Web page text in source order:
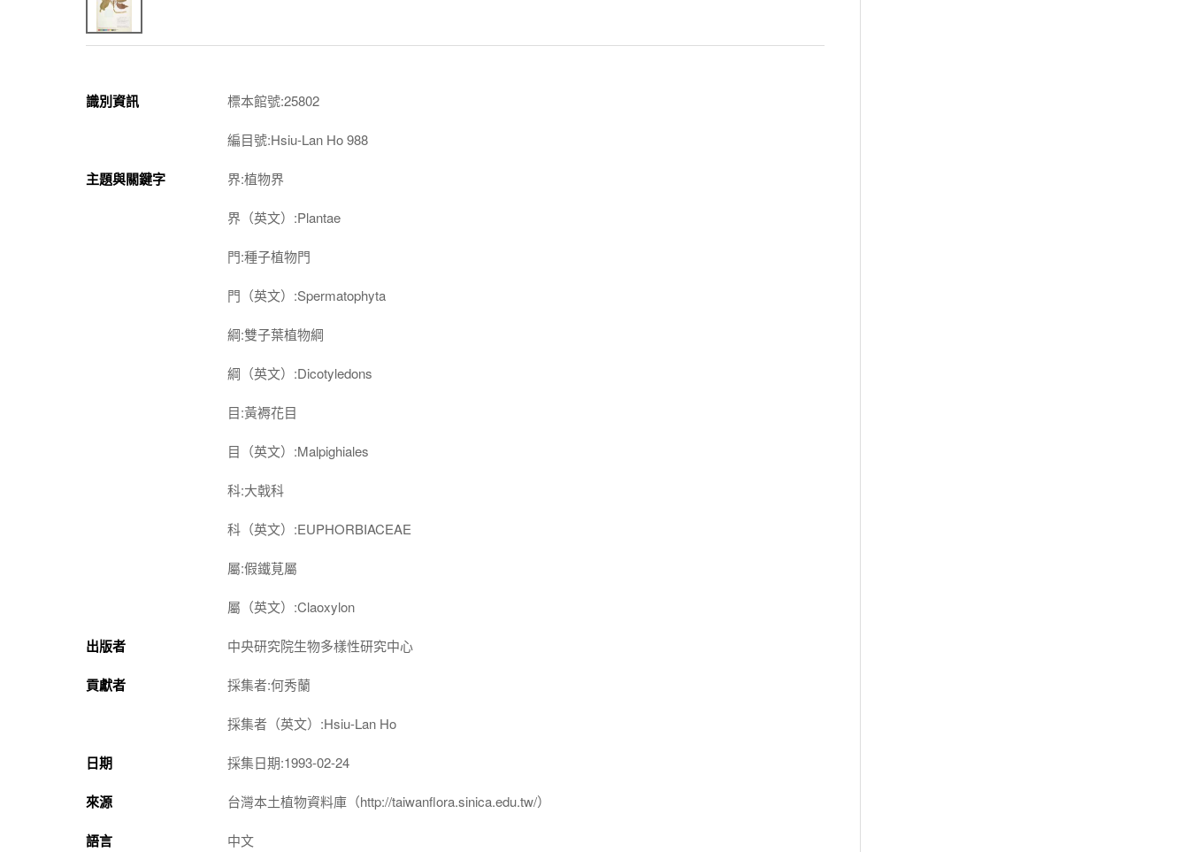
識別資訊 標本館號:25802
編目號:Hsiu-Lan Ho 988
主題與關鍵字 界:植物界
界（英文）:Plantae
門:種子植物門
門（英文）:Spermatophyta
綱:雙子葉植物綱
綱（英文）:Dicotyledons
目:黃褥花目
目（英文）:Malpighiales
科:大戟科
科（英文）:EUPHORBIACEAE
屬:假鐵莧屬
屬（英文）:Claoxylon
出版者 中央研究院生物多樣性研究中心
貢獻者 採集者:何秀蘭
採集者（英文）:Hsiu-Lan Ho
日期 採集日期:1993-02-24
來源 台灣本土植物資料庫（http://taiwanflora.sinica.edu.tw/）
語言 中文